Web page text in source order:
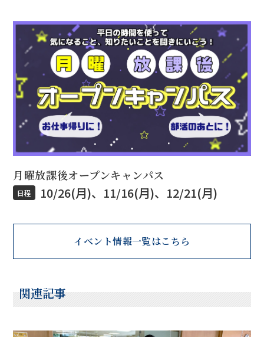
月曜放課後オープンキャンパス
日程 10/26(月)、11/16(月)、12/21(月)
イベント情報一覧はこちら
関連記事